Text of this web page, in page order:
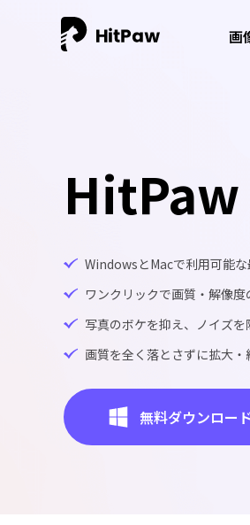
画
AI 写真高画質化
AIによる写真の高画質化、アップスケール、復元
AI動画高画質化
低解像度の動画を即座に4Kに変換する最高のAI動
AI高音質化
何もインストールすることなく、AIを使ってオー
WindowsとMacで利用可能
ワンクリックで画質・解像
写真のボケを抑え、ノイズを
画質を全く落とさずに拡大・
無料ダウンロー